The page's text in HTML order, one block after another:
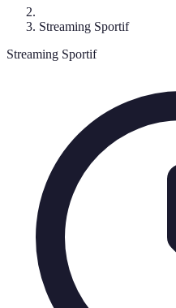
Streaming Sportif
Streaming Sportif